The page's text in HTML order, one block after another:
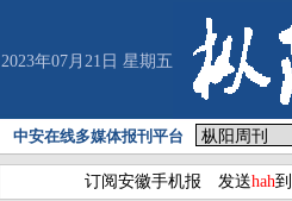
2023年07月21日 星期五
中安在线多媒体报刊平台
订阅安徽手机报 发送hah到